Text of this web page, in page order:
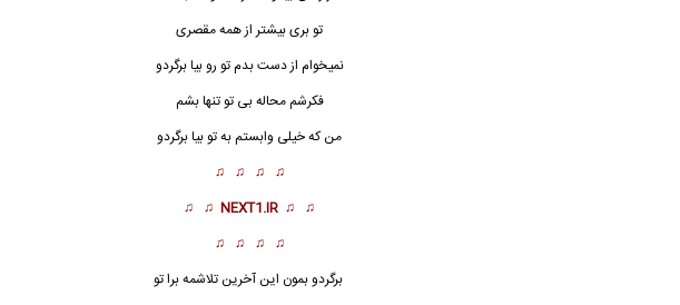
تو بری بیشتر از همهمقصری
نمیخوام از دست بدم تو رو بیا برگردو
فکرشم محاله بی تو تنها بشم
من که خیلی وابستم به تو بیا برگردو
♫ ♫ ♫ ♫
♫ ♫
NEXT1.IR
♫ ♫
♫ ♫ ♫ ♫
برگردو بمون این آخرین تلاشمه برا تو